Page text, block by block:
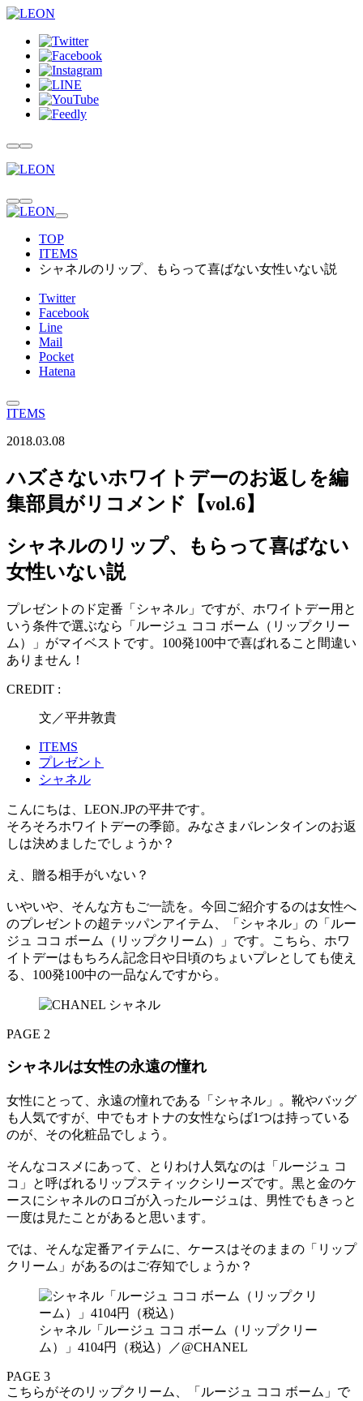
TOP
ITEMS
シャネルのリップ、もらって喜ばない女性いない説
Twitter
Facebook
Line
Mail
Pocket
Hatena
ITEMS
2018.03.08
ハズさないホワイトデーのお返しを編
集部員がリコメンド【vol.6】
シャネルのリップ、もらって喜ばない
女性いない説
プレゼントのド定番「シャネル」ですが、ホワイトデー用と
いう条件で選ぶなら「ルージュ ココ ボーム（リップクリー
ム）」がマイベストです。100発100中で喜ばれること間違い
ありません！
CREDIT :
文／平井敦貴
ITEMS
プレゼント
シャネル
こんにちは、LEON.JPの平井です。
そろそろホワイトデーの季節。みなさまバレンタインのお返
しは決めましたでしょうか？
え、贈る相手がいない？
いやいや、そんな方もご一読を。今回ご紹介するのは女性へ
のプレゼントの超テッパンアイテム、「シャネル」の「ルー
ジュ ココ ボーム（リップクリーム）」です。こちら、ホワ
イトデーはもちろん記念日や日頃のちょいプレとしても使え
る、100発100中の一品なんですから。
PAGE 2
シャネルは女性の永遠の憧れ
女性にとって、永遠の憧れである「シャネル」。靴やバッグ
も人気ですが、中でもオトナの女性ならば1つは持っている
のが、その化粧品でしょう。
そんなコスメにあって、とりわけ人気なのは「ルージュ コ
コ」と呼ばれるリップスティックシリーズです。黒と金のケ
ースにシャネルのロゴが入ったルージュは、男性でもきっと
一度は見たことがあると思います。
では、そんな定番アイテムに、ケースはそのままの「リップ
クリーム」があるのはご存知でしょうか？
シャネル「ルージュ ココ ボーム（リップクリー
ム）」4104円（税込）／@CHANEL
PAGE 3
こちらがそのリップクリーム、「ルージュ ココ ボーム」で